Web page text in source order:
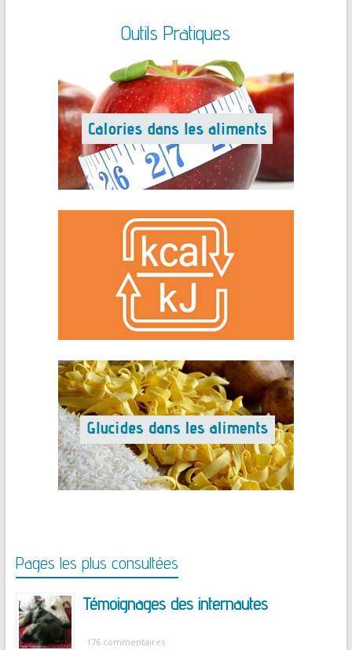
Outils Pratiques
Pages les plus consultées
Témoignages des internautes
176 commentaires